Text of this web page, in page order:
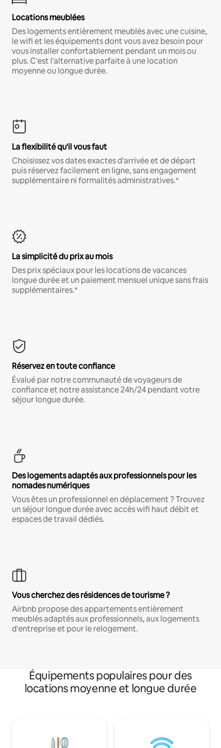
Locations meublées
Des logements entièrement meublés avec une cuisine,
le wifi et les équipements dont vous avez besoin pour
vous installer confortablement pendant un mois ou
plus. C'est l'alternative parfaite à une location
moyenne ou longue durée.
La flexibilité qu'il vous faut
Choisissez vos dates exactes d'arrivée et de départ
puis réservez facilement en ligne, sans engagement
supplémentaire ni formalités administratives.*
La simplicité du prix au mois
Des prix spéciaux pour les locations de vacances
longue durée et un paiement mensuel unique sans frais
supplémentaires.*
Réservez en toute confiance
Évalué par notre communauté de voyageurs de
confiance et notre assistance 24h/24 pendant votre
séjour longue durée.
Des logements adaptés aux professionnels pour les
nomades numériques
Vous êtes un professionnel en déplacement ? Trouvez
un séjour longue durée avec accès wifi haut débit et
espaces de travail dédiés.
Vous cherchez des résidences de tourisme ?
Airbnb propose des appartements entièrement
meublés adaptés aux professionnels, aux logements
d'entreprise et pour le relogement.
Équipements populaires pour des
locations moyenne et longue durée